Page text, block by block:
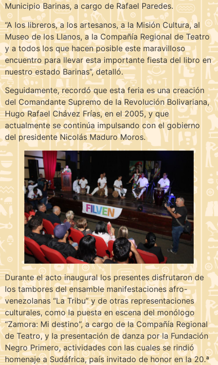
Municipio Barinas, a cargo de Rafael Paredes.
“A los libreros, a los artesanos, a la Misión Cultura, al
Museo de los Llanos, a la Compañía Regional de Teatro
y a todos los que hacen posible este maravilloso
encuentro para llevar esta importante fiesta del libro en
nuestro estado Barinas”, detalló.
Seguidamente, recordó que esta feria es una creación
del Comandante Supremo de la Revolución Bolivariana,
Hugo Rafael Chávez Frías, en el 2005, y que
actualmente se continúa impulsando con el gobierno
del presidente Nicolás Maduro Moros.
Durante el acto inaugural los presentes disfrutaron de
los tambores del ensamble manifestaciones afro-
venezolanas “La Tribu” y de otras representaciones
culturales, como la puesta en escena del monólogo
“Zamora: Mi destino”, a cargo de la Compañía Regional
de Teatro, y la presentación de danza por la Fundación
Negro Primero, actividades con las cuales se rindió
homenaje a Sudáfrica, país invitado de honor en la 20.ª